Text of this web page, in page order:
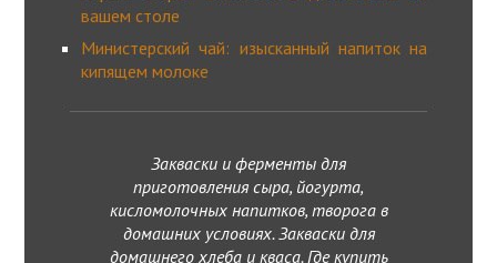
вашем столе
Министерский чай: изысканный напиток на
кипящем молоке
Закваски и ферменты для
приготовления сыра, йогурта,
кисломолочных напитков, творога в
домашних условиях. Закваски для
домашнего хлеба и кваса. Где купить